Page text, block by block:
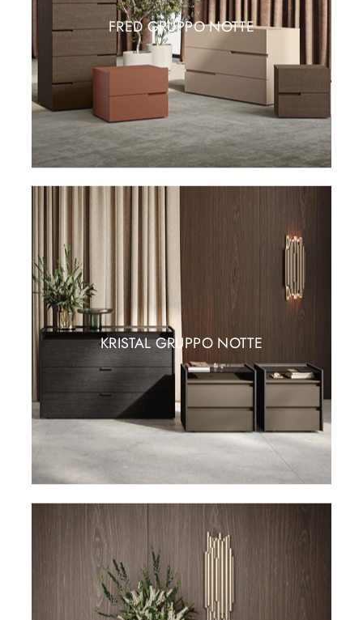
FRED GRUPPO NOTTE
KRISTAL GRUPPO NOTTE